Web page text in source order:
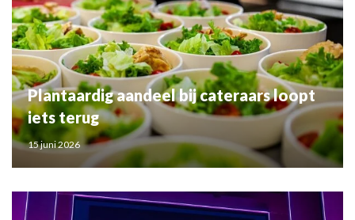
Plantaardig aandeel bij cateraars loopt
iets terug
15 juni 2026